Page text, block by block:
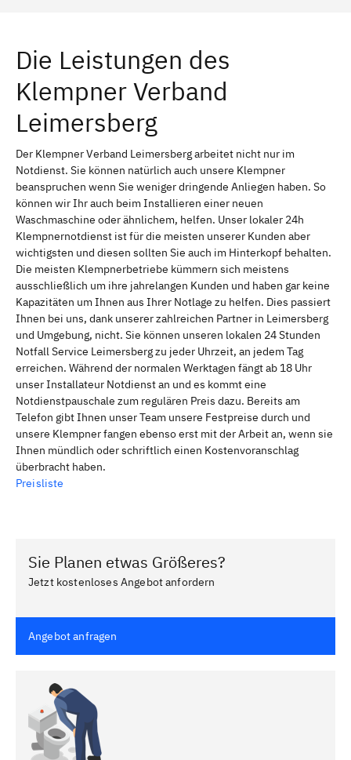
Die Leistungen des
Klempner Verband
Leimersberg
Der Klempner Verband Leimersberg arbeitet nicht nur im
Notdienst. Sie können natürlich auch unsere Klempner
beanspruchen wenn Sie weniger dringende Anliegen haben. So
können wir Ihr auch beim Installieren einer neuen
Waschmaschine oder ähnlichem, helfen. Unser lokaler 24h
Klempnernotdienst ist für die meisten unserer Kunden aber
wichtigsten und diesen sollten Sie auch im Hinterkopf behalten.
Die meisten Klempnerbetriebe kümmern sich meistens
ausschließlich um ihre jahrelangen Kunden und haben gar keine
Kapazitäten um Ihnen aus Ihrer Notlage zu helfen. Dies passiert
Ihnen bei uns, dank unserer zahlreichen Partner in Leimersberg
und Umgebung, nicht. Sie können unseren lokalen 24 Stunden
Notfall Service Leimersberg zu jeder Uhrzeit, an jedem Tag
erreichen. Während der normalen Werktagen fängt ab 18 Uhr
unser Installateur Notdienst an und es kommt eine
Notdienstpauschale zum regulären Preis dazu. Bereits am
Telefon gibt Ihnen unser Team unsere Festpreise durch und
unsere Klempner fangen ebenso erst mit der Arbeit an, wenn sie
Ihnen mündlich oder schriftlich einen Kostenvoranschlag
überbracht haben.
Preisliste
Sie Planen etwas Größeres?
Jetzt kostenloses Angebot anfordern
Angebot anfragen